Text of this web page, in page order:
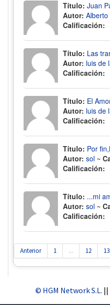
Título: Juan
Autor:
Calificación:
Título: Las
Autor: luis de
Calificación:
Título: El
Autor: luis de
Calificación:
Título: Por
Autor: sol ~
Calificación:
Título: ...mi
Autor: sol ~
Calificación:
Anterior 1 ... 12 13
© HGM Network S.L. ||